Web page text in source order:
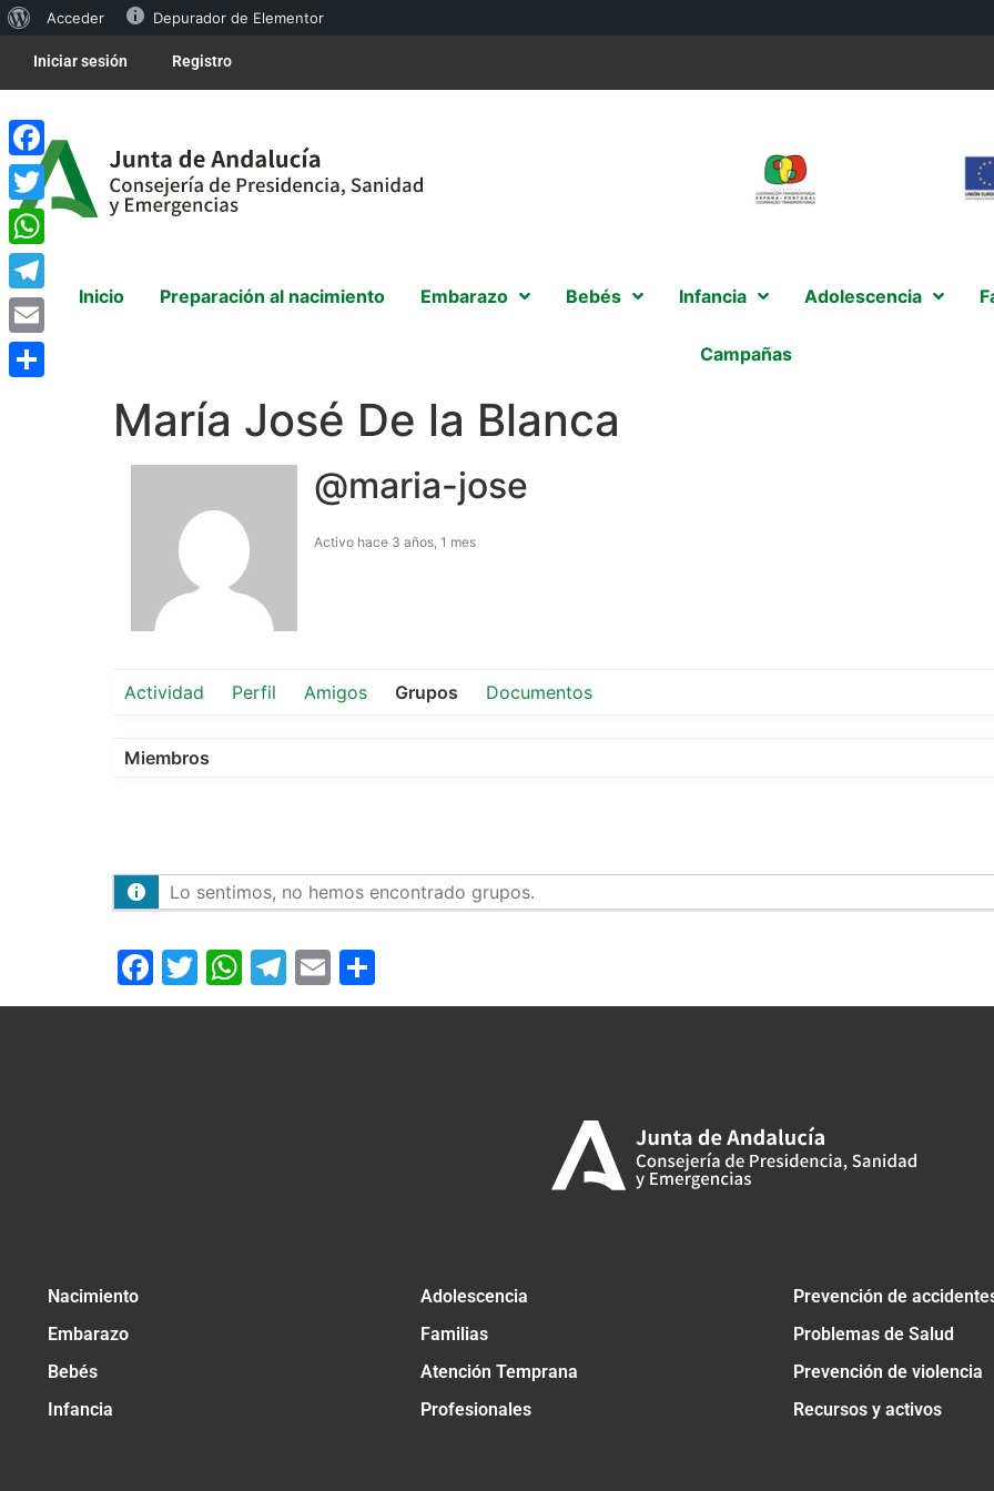
Acceder Depurador de Elementor
Iniciar sesión Registro
Inicio Preparación al nacimiento Embarazo Bebés Infancia Adolescencia
Campañas
María José De la Blanca
@maria-jose
Activo hace 3 años, 1 mes
Actividad Perfil Amigos Grupos Documentos
Miembros
Lo sentimos, no hemos encontrado grupos.
Facebook
Twitter
WhatsApp
Telegram
Email
Nacimiento
Embarazo
Bebés
Infancia
Adolescencia
Familias
Atención Temprana
Profesionales
Prevención de
Problemas de Salud
Prevención de violencia
Recursos y activos
Facebook
Twitter
WhatsApp
Telegram
Email